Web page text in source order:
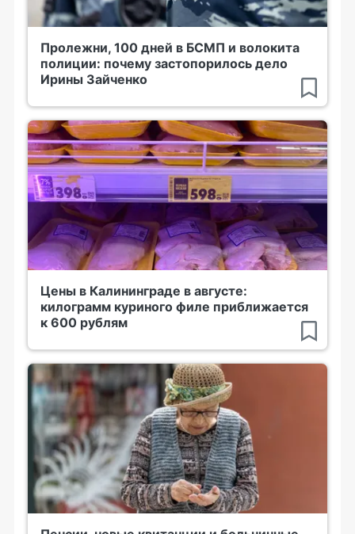
Пролежни, 100 дней в БСМП и волокита
полиции: почему застопорилось дело
Ирины Зайченко
Цены в Калининграде в августе:
килограмм куриного филе приближается
к 600 рублям